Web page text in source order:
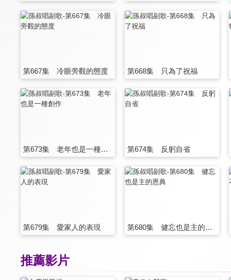
第667集 冷眼旁觀的態度 第668集 只為了祝福
第673集 老年也是一種創作 第674集 反躬自省
第679集 愛家人的表現 第680集 健忘也是主的恩典
推薦影片